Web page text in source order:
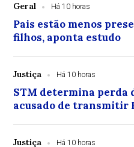
Geral Há 10 horas
Pais estão menos
filhos, aponta estudo
Justiça Há 10 horas
STM determina
acusado de transmitir
Justiça Há 10 horas